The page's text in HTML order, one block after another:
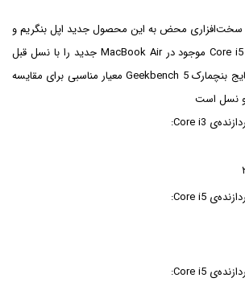
سخت‌افزاری محض به این محصول جدید اپل بنگریم و
سی‌پی‌یوهای Core i3 و Core i5 موجود در MacBook Air جدید را با نسل قبل
سری ایر مقایسه کنیم: نتایج بنچمارک Geekbench 5 معیار مناسبی برای مقایسه
نسل است